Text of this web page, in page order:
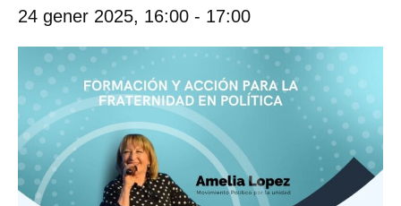
24 gener 2025, 16:00 - 17:00